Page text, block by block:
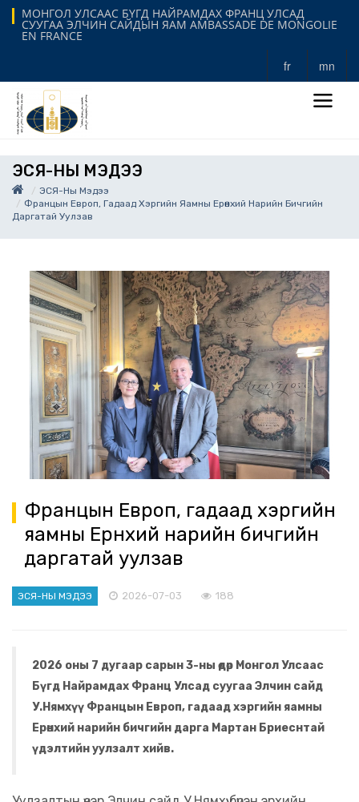
МОНГОЛ УЛСААС БҮГД НАЙРАМДАХ ФРАНЦ УЛСАД
СУУГАА ЭЛЧИН САЙДЫН ЯАМ AMBASSADE DE MONGOLIE
EN FRANCE
fr mn
ЭСЯ-НЫ МЭДЭЭ
ЭСЯ-Ны Мэдээ
Францын Европ, Гадаад Хэргийн Яамны Ерөнхий Нарийн Бичгийн
Даргатай Уулзав
Францын Европ, гадаад хэргийн
яамны Ерөнхий нарийн бичгийн
даргатай уулзав
ЭСЯ-НЫ МЭДЭЭ 2026-07-03 188
2026 оны 7 дугаар сарын 3-ны өдөр Монгол Улсаас
Бүгд Найрамдах Франц Улсад суугаа Элчин сайд
У.Нямхүү Францын Европ, гадаад хэргийн яамны
Ерөнхий нарийн бичгийн дарга Мартан Бриеснтай
үдэлтийн уулзалт хийв.